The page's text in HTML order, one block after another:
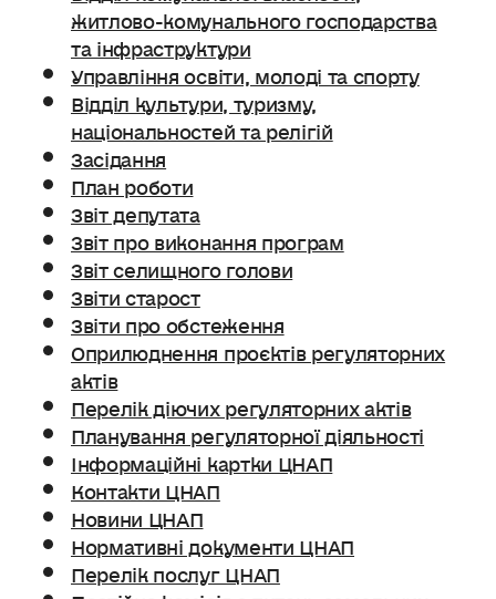
житлово-комунального господарства
та інфраструктури
Управління освіти, молоді та спорту
Відділ культури, туризму,
національностей та релігій
Засідання
План роботи
Звіт депутата
Звіт про виконання програм
Звіт селищного голови
Звіти старост
Звіти про обстеження
Оприлюднення проєктів регуляторних
актів
Перелік діючих регуляторних актів
Планування регуляторної діяльності
Інформаційні картки ЦНАП
Контакти ЦНАП
Новини ЦНАП
Нормативні документи ЦНАП
Перелік послуг ЦНАП